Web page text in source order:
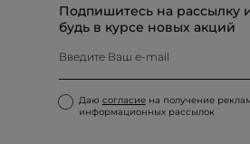
Подпишитесь на рассылку
будь в курсе новых акций
Даю согласиена получение
информационных рассылок